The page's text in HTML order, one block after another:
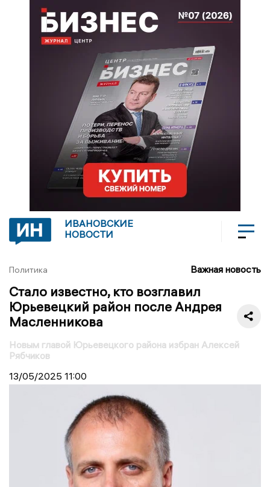
ИВАНОВСКИЕ
НОВОСТИ
Политика Важная новость
Стало известно, кто возглавил
Юрьевецкий район после Андрея
Масленникова
Новым главой Юрьевецкого района избран Алексей
Рябчиков
13/05/2025 11:00